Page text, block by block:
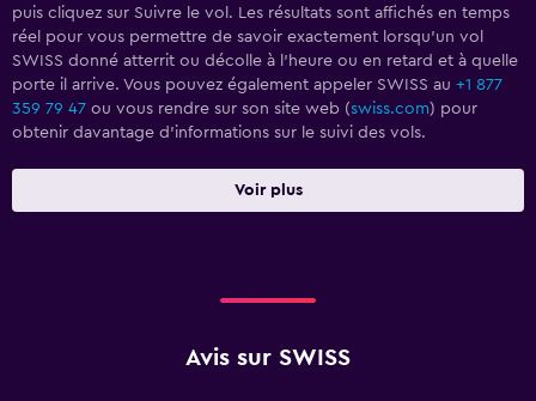
puis cliquez sur Suivre le vol. Les résultats sont affichés en temps
réel pour vous permettre de savoir exactement lorsqu'un vol
SWISS donné atterrit ou décolle à l'heure ou en retard et à quelle
porte il arrive. Vous pouvez également appeler SWISS au +1 877
359 79 47 ou vous rendre sur son site web (swiss.com) pour
obtenir davantage d'informations sur le suivi des vols.
Voir plus
Avis sur SWISS